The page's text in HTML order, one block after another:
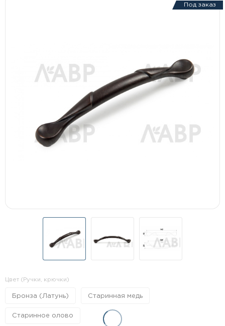
Под заказ
Цвет (Ручки, крючки)
Бронза (Латунь) Старинная медь
Старинное олово